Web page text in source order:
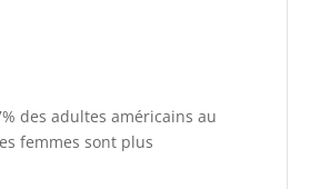
des adultes américains au
femmes sont plus